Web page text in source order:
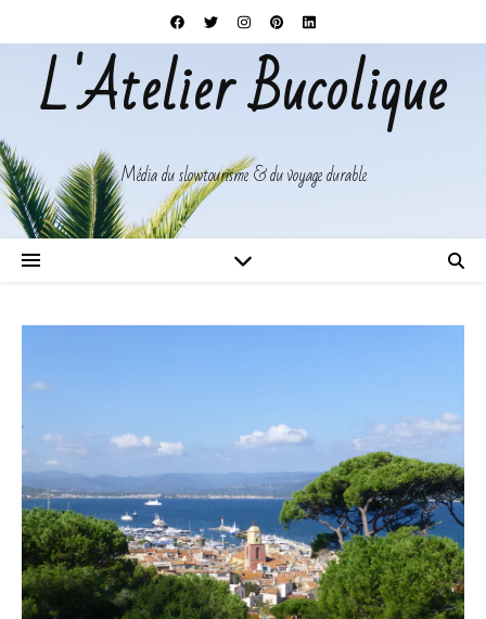
L'Atelier Bucolique
Média du slowtourisme & du voyage durable